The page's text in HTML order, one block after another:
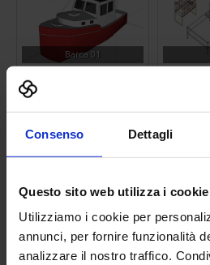
Consenso Dettagli
Questo sito web utilizza i cookie
Utilizziamo i cookie per
annunci, per fornire funzionalità
analizzare il nostro traffico.
Barca 01
Cassetta postale